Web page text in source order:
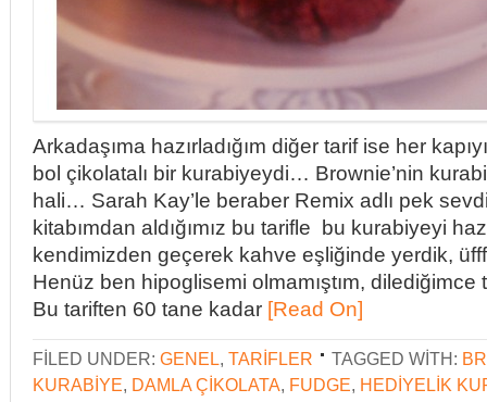
Arkadaşıma hazırladığım diğer tarif ise her
bol çikolatalı bir kurabiyeydi… Brownie’nin
hali… Sarah Kay’le beraber Remix adlı pek
kitabımdan aldığımız bu tarifle bu kurabiyeyi
kendimizden geçerek kahve eşliğinde yerdik,
Henüz ben hipoglisemi olmamıştım, dilediğimce
Bu tariften 60 tane kadar [Read On]
FILED UNDER: GENEL, TARIFLER TAGGED WITH:
KURABIYE, DAMLA ÇIKOLATA, FUDGE, HEDIYELIK